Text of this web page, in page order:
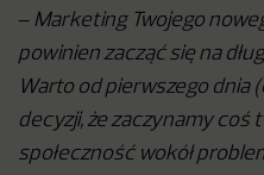
– Marketing Twojego
powinien zacząć się na
Warto od pierwszego dnia
decyzji, że zaczynamy coś
społeczność wokół